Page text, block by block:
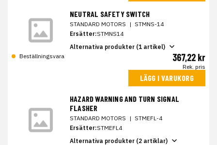
NEUTRAL SAFETY SWITCH
STANDARD MOTORS | STMNS-14
Ersätter:STMNS14
Alternativa produkter (1 artikel)
Beställningsvara
367,22 kr
Rek. pris
LÄGG I VARUKORG
HAZARD WARNING AND TURN SIGNAL
FLASHER
STANDARD MOTORS | STMEFL-4
Ersätter:STMEFL4
Alternativa produkter (2 artiklar)